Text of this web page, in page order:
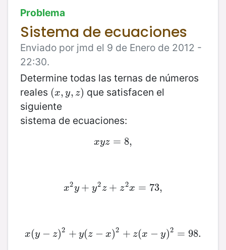
Problema
Sistema de ecuaciones
Enviado por jmd el 9 de Enero de 2012 -
22:30.
Determine todas las ternas de números
reales (x, y, z)
(x,y,z)
que satisfacen el
siguiente
sistema de ecuaciones:
xyz = 8,
xyz =8,
x2y + y2z + z2x = 73,
x2y+y2z+ z2x=73,
x(y − z)2 + y(z − x)2 + z(x − y)2 = 98.
x( y−z )2 +y( z− x)2 +z (x−y)2=98.